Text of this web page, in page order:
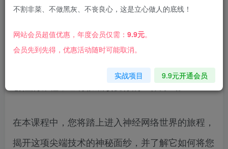
你是一名设计师或建筑师，希望在你的领域发挥人
工智能和神经网络的真正潜力吗？欢迎来到一门开
创性的课程，它将彻底改变你的工作方式。
在本课程中，您将踏上进入神经网络世界的旅程，
揭开这项尖端技术的神秘面纱，并了解它如何将您
不割非菜、不做黑灰、不丧良心，这是立心做人的底线！
网站会员超值优惠，年度会员仅需： 9.9元。
会员先到先得，优惠活动随时可能取消。
实战项目 9.9元开通会员